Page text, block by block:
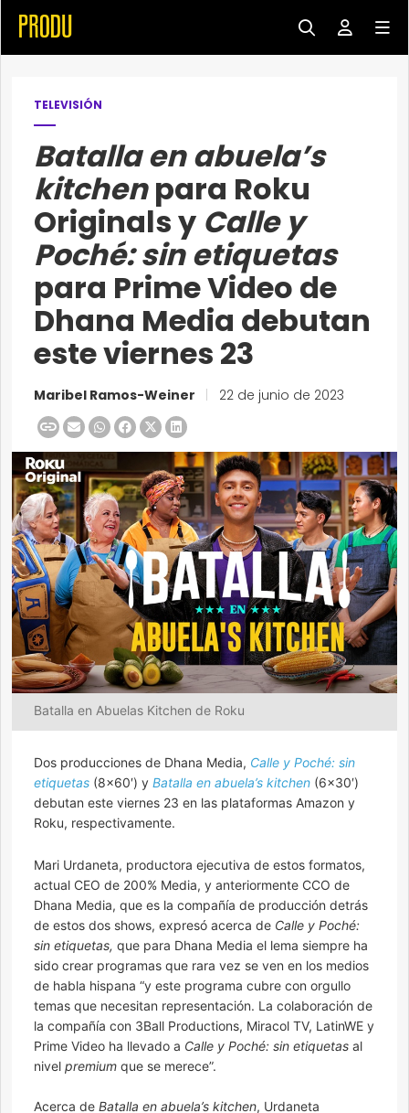
TELEVISIÓN
Batalla en abuela’s
kitchenpara Roku
Originals y Calle y
Poché: sin etiquetas
para Prime Video de
Dhana Media debutan
este viernes 23
Maribel Ramos-Weiner 22 de junio de 2023
Batalla en Abuelas Kitchen de Roku
Dos producciones de Dhana Media, Calle y Poché: sin
etiquetas (8×60′) y Batalla en abuela’s kitchen (6×30′)
debutan este viernes 23 en las plataformas Amazon y
Roku, respectivamente.
Mari Urdaneta, productora ejecutiva de estos formatos,
actual CEO de 200% Media, y anteriormente CCO de
Dhana Media, que es la compañía de producción detrás
de estos dos shows, expresó acerca de Calle y Poché:
sin etiquetas, que para Dhana Media el lema siempre ha
sido crear programas que rara vez se ven en los medios
de habla hispana “y este programa cubre con orgullo
temas que necesitan representación. La colaboración de
la compañía con 3Ball Productions, Miracol TV, LatinWE y
Prime Video ha llevado a Calle y Poché: sin etiquetas al
nivel premium que se merece”.
Acerca de Batalla en abuela’s kitchen, Urdaneta